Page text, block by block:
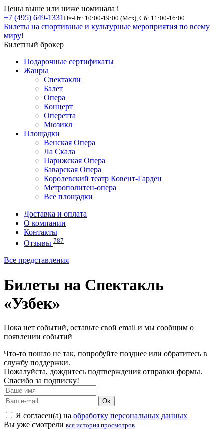
Цены выше или ниже номинала i
+7 (495) 649-1331 Пн-Пт: 10:00-19:00 (Мск), Сб: 11:00-16:00
Билеты на спортивные и культурные мероприятия по всему
миру!
Билетный брокер
Подарочные сертификаты
Жанры
Спектакли
Балет
Опера
Концерт
Оперетта
Мюзикл
Площадки
Венская Опера
Ла Скала
Парижская Опера
Баварская Опера
Королевский театр Ковент-Гарден
Метрополитен-опера
Все площадки
Доставка и оплата
О компании
Контакты
Отзывы 787
Все представления
Билеты на Спектакль
«Узбек»
Пока нет событий, оставьте свой email и мы сообщим о
появлении событий
Что-то пошло не так, попробуйте позднее или обратитесь в
службу поддержки.
Пожалуйста, дождитесь подтверждения отправки формы.
Спасибо за подписку!
Ok
Я согласен(а) на обработку персональных данных
Вы уже смотрели вся история просмотров